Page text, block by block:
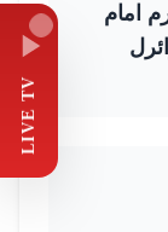
LIVE TV
امام